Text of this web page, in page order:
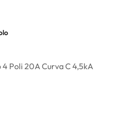
Poli 20A Curva C 4,5kA